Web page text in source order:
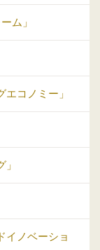
ム」
コノミー」
イノベーショ